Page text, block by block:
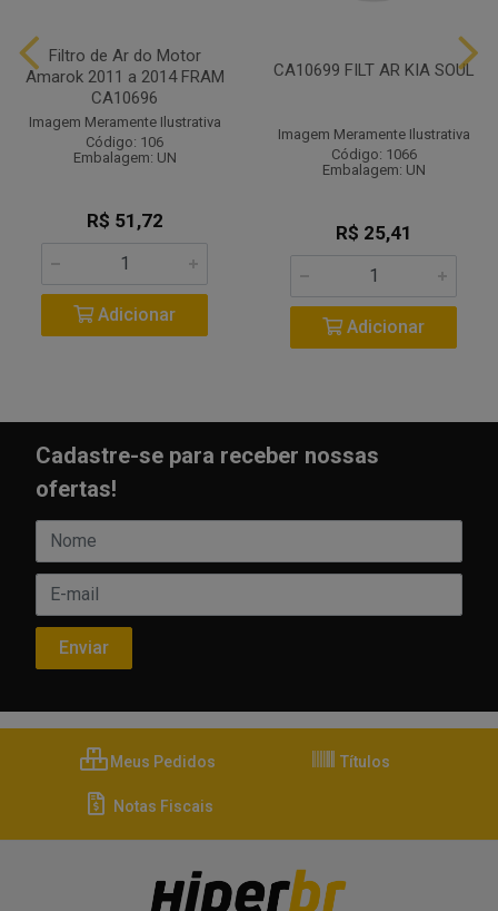
Filtro de Ar do Motor
Amarok 2011 a 2014 FRAM
CA10696
Imagem Meramente Ilustrativa
Código: 106
Embalagem: UN
R$ 51,72
Adicionar
CA10699 FILT AR KIA SOUL
Imagem Meramente Ilustrativa
Código: 1066
Embalagem: UN
R$ 25,41
Adicionar
Cadastre-se para receber nossas
ofertas!
Meus Pedidos Títulos
Notas Fiscais